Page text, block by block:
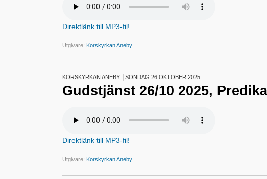
Direktlänk till MP3-fil!
Utgivare: Korskyrkan Aneby
KORSKYRKAN ANEBY SÖNDAG 26 OKTOBER 2025
Gudstjänst 26/10 2025,
Direktlänk till MP3-fil!
Utgivare: Korskyrkan Aneby